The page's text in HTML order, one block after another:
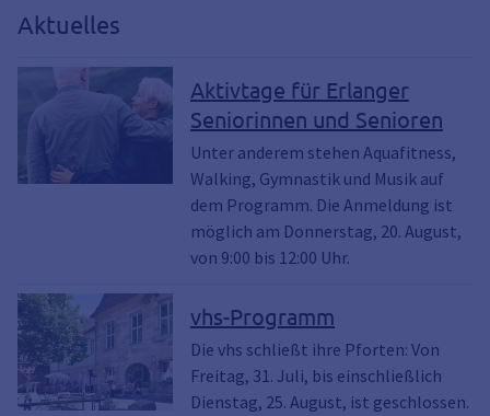
Aktuelles
Aktivtage für Erlanger
Seniorinnen und Senioren
Unter anderem stehen Aquafitness,
Walking, Gymnastik und Musik auf
dem Programm. Die Anmeldung ist
möglich am Donnerstag, 20. August,
von 9:00 bis 12:00 Uhr.
vhs-Programm
Die vhs schließt ihre Pforten: Von
Freitag, 31. Juli, bis einschließlich
Dienstag, 25. August, ist geschlossen.